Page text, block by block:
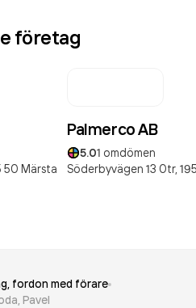
företag
50 Märsta
Palmerco AB
5.01 omdömen
Söderbyvägen 13 0tr,
fordon med förare
Pavel